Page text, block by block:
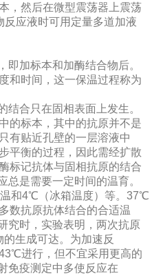
，然后在微型震荡器上震荡
应液时可用定量多道加液
加标本和加酶结合物后。
和时间，这一保温过程称为
结合只在固相表面上发生。
的标本，其中的抗原并不是
有贴近孔壁的一层溶液中
平衡的过程，因此需经扩散
标记抗体与固相抗原的结合
是需要一定时间的温育。
和4℃（冰箱温度）等。37℃
数抗原抗体结合的合适温
究时，实验表明，两次抗原
生成可达。为加速反
进行，但不宜采用更高的
免疫测定中多使反应在